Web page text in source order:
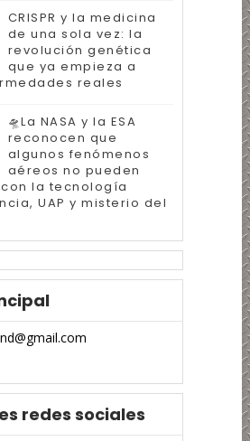
CRISPR y la medicina
de una sola vez: la
revolución genética
que ya empieza a
reales
🛸La NASA y la ESA
reconocen que
algunos fenómenos
aéreos no pueden
la tecnología
UAP y misterio del
redes sociales